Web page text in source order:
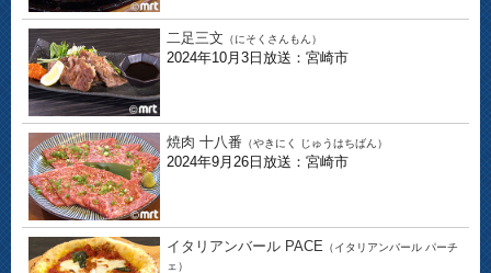
二足三文 （にそくさんもん）
2024年10月3日放送：宮崎市
焼肉 十八番 （やきにく じゅうはちばん）
2024年9月26日放送：宮崎市
イタリアンバール PACE （イタリアンバール パーチ
ェ）